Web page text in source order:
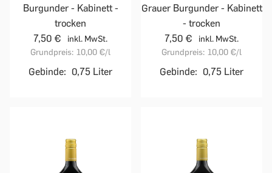
Burgunder - Kabinett -
trocken
7,50 €
inkl. MwSt.
Grundpreis: 10,00 €/l
Gebinde: 0,75 Liter
Grauer Burgunder - Kabinett
- trocken
7,50 €
inkl. MwSt.
Grundpreis: 10,00 €/l
Gebinde: 0,75 Liter